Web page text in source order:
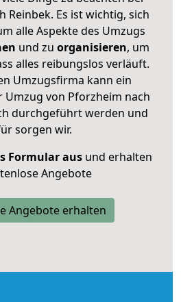
Reinbek. Es ist wichtig, sich
alle Aspekte des Umzugs
und zu organisieren, um
alles reibungslos verläuft.
Umzugsfirma kann ein
von Pforzheim nach
durchgeführt werden und
sorgen wir.
Formular ausund erhalten
Angebote
Angebote erhalten